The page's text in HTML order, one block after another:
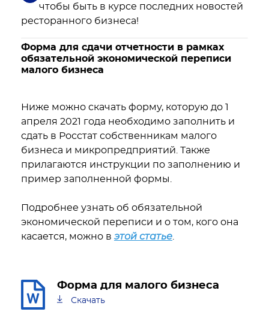
чтобы быть в курсе последних новостей
ресторанного бизнеса!
Форма для сдачи отчетности в рамках
обязательной экономической переписи
малого бизнеса
Ниже можно скачать форму, которую до 1
апреля 2021 года необходимо заполнить и
сдать в Росстат собственникам малого
бизнеса и микропредприятий. Также
прилагаются инструкции по заполнению и
пример заполненной формы.
Подробнее узнать об обязательной
экономической переписи и о том, кого она
касается, можно в этой статье
Форма для малого бизнеса
Скачать